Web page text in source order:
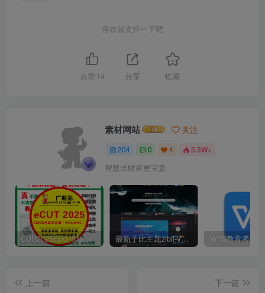
喜欢就支持一下吧
点赞 14 分享 收藏
素材网站 关注
204 0 4 5.3W+
智慧比财富更宝贵
CDR2025自动排版软件排孔插件ecut省料LED冲孔字解决提示升级问题 最新子比主题zibll-V7.9.2 开心版源码 | WordPress主题源码
上一篇
下一篇